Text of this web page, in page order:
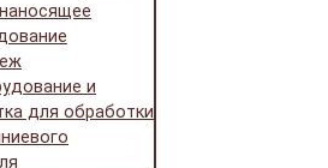
и
для обработки